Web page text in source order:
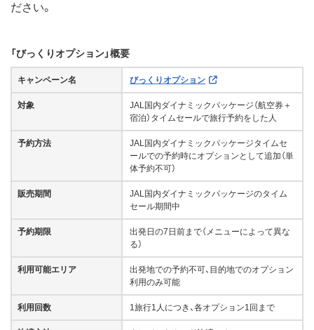
ださい。
「びっくりオプション」概要
キャンペーン名 びっくりオプション
対象
JAL国内ダイナミックパッケージ（航空券＋
宿泊）タイムセールで旅行予約をした人
予約方法
JAL国内ダイナミックパッケージタイムセ
ールでの予約時にオプションとして追加（単
体予約不可）
販売期間
JAL国内ダイナミックパッケージのタイム
セール期間中
予約期限
出発日の7日前まで（メニューによって異な
る）
利用可能エリア
出発地での予約不可、目的地でのオプション
利用のみ可能
利用回数 1旅行1人につき、各オプション1回まで